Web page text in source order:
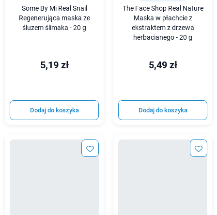
Some By Mi Real Snail
Regenerująca maska ze
śluzem ślimaka - 20 g
5,19 zł
Dodaj do koszyka
The Face Shop Real Nature
Maska w płachcie z
ekstraktem z drzewa
herbacianego - 20 g
5,49 zł
Dodaj do koszyka